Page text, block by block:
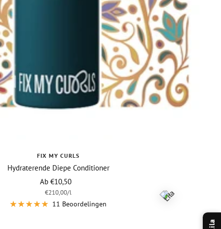
FIX MY CURLS
Hydraterende Diepe Conditioner
Vraagprijs
Ab €10,50
€210,00/l
11 Beoordelingen
Lila